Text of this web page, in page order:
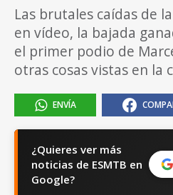
Las brutales caídas de
en vídeo, la bajada
el primer podio de
otras cosas vistas en la
ENVÍA
¿Quieres ver más
noticias de ESMTB en
Google?